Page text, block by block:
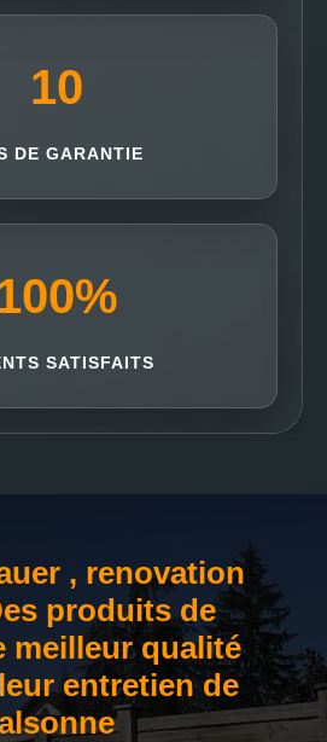
10
DE GARANTIE
%
SATISFAITS
, renovation
produits de
meilleur qualité
entretien de